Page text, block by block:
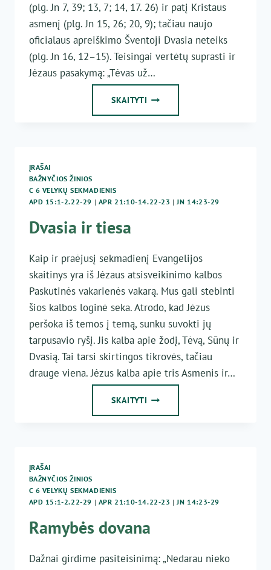
(plg. Jn 7, 39; 13, 7; 14, 17. 26) ir patį Kristaus
asmenį (plg. Jn 15, 26; 20, 9); tačiau naujo
oficialaus apreiškimo Šventoji Dvasia neteiks
(plg. Jn 16, 12–15). Teisingai vertėtų suprasti ir
Jėzaus pasakymą: „Tėvas už…
SKAITYTI RAMYBĖS
ĮRAŠAI
BAŽNYČIOS ŽINIOS
C 6 VELYKŲ SEKMADIENIS
APD 15:1-2.22-29 | APR 21:10-14.22-23 |JN 14:23-29
Dvasia ir tiesa
Kaip ir praėjusį sekmadienį Evangelijos
skaitinys yra iš Jėzaus atsisveikinimo kalbos
Paskutinės vakarienės vakarą. Mus gali stebinti
šios kalbos loginė seka. Atrodo, kad Jėzus
peršoka iš temos į temą, sunku suvokti jų
tarpusavio ryšį. Jis kalba apie žodį, Tėvą, Sūnų ir
Dvasią. Tai tarsi skirtingos tikrovės, tačiau
drauge viena. Jėzus kalba apie tris Asmenis ir…
SKAITYTI DVASIA
ĮRAŠAI
BAŽNYČIOS ŽINIOS
C 6 VELYKŲ SEKMADIENIS
APD 15:1-2.22-29 | APR 21:10-14.22-23 |JN 14:23-29
Ramybės dovana
Dažnai girdime pasiteisinimą: „Nedarau nieko